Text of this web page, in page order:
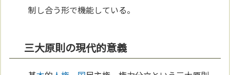
制し合う形で機能している。
三大原則の現代的意義